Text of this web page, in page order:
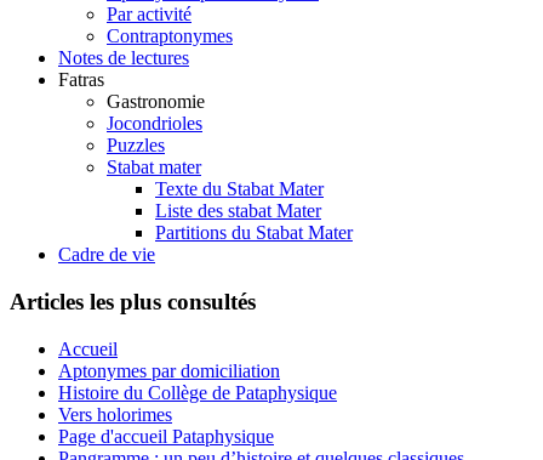
Par activité
Contraptonymes
Notes de lectures
Fatras
Gastronomie
Jocondrioles
Puzzles
Stabat mater
Texte du Stabat Mater
Liste des stabat Mater
Partitions du Stabat Mater
Cadre de vie
Articles les plus consultés
Accueil
Aptonymes par domiciliation
Histoire du Collège de Pataphysique
Vers holorimes
Page d'accueil Pataphysique